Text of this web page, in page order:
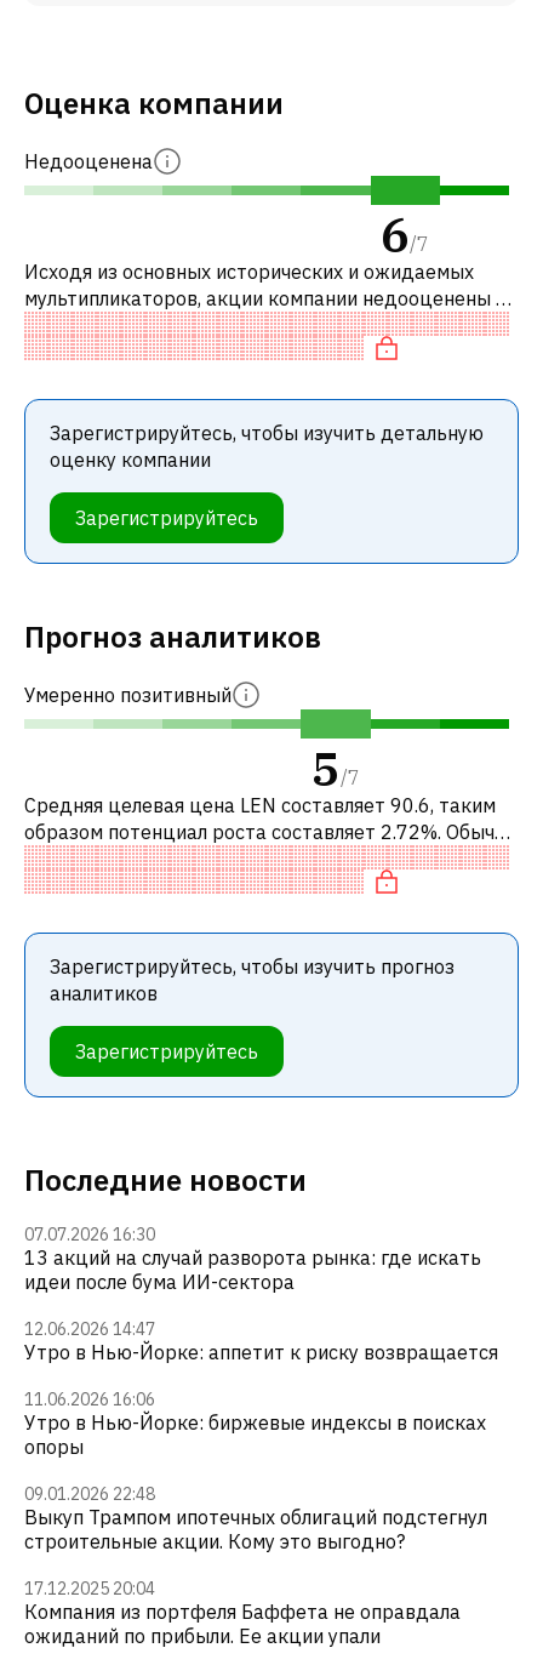
Последние новости
07.07.2026 16:30
13 акций на случай разворота рынка: где искать
идеи после бума ИИ-сектора
12.06.2026 14:47
Утро в Нью-Йорке: аппетит к риску возвращается
11.06.2026 16:06
Утро в Нью-Йорке: биржевые индексы в поисках
опоры
09.01.2026 22:48
Выкуп Трампом ипотечных облигаций подстегнул
строительные акции. Кому это выгодно?
17.12.2025 20:04
Компания из портфеля Баффета не оправдала
ожиданий по прибыли. Ее акции упали
Оценка компании
Недооценена
6/7
Исходя из основных исторических и ожидаемых
мультипликаторов, акции компании недооценены по
сравнению с аналогичными компаниями. В
частности, акция компании разумно оцене
Зарегистрируйтесь, чтобы изучить детальную
оценку компании
Зарегистрируйтесь
Прогноз аналитиков
Умеренно позитивный
5 /7
Средняя целевая цена LEN составляет 90.6, таким
образом потенциал роста составляет 2.72%. Обычно
это означает рекомендацию «ДЕРЖАТЬ» среди
инвестиционных компаний. Эта не
Зарегистрируйтесь, чтобы изучить прогноз
аналитиков
Зарегистрируйтесь